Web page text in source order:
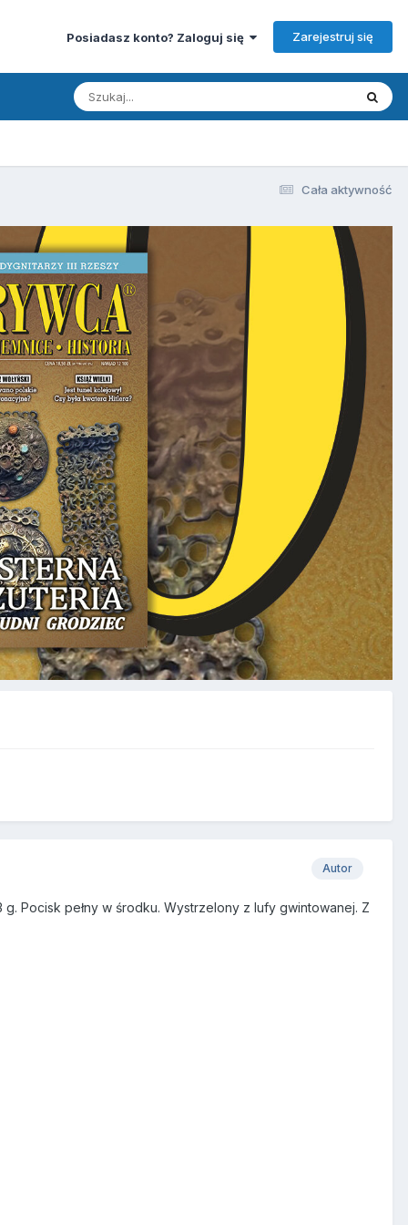
Posiadasz konto? Zaloguj się Zarejestruj się
Cała aktywność
Autor
Pocisk pełny w środku. Wystrzelony z lufy gwintowanej. Z